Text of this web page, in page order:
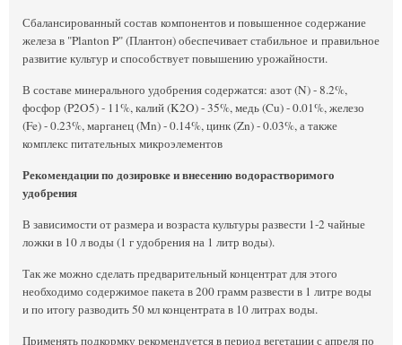
Сбалансированный состав компонентов и повышенное содержание
железа в "Planton P" (Плантон) обеспечивает стабильное и правильное
развитие культур и способствует повышению урожайности.
В составе минерального удобрения содержатся: азот (N) - 8.2%,
фосфор (P2O5) - 11%, калий (K2O) - 35%, медь (Cu) - 0.01%, железо
(Fe) - 0.23%, марганец (Mn) - 0.14%, цинк (Zn) - 0.03%, а также
комплекс питательных микроэлементов
Рекомендации по дозировке и внесению водорастворимого
удобрения
В зависимости от размера и возраста культуры развести 1-2 чайные
ложки в 10 л воды (1 г удобрения на 1 литр воды).
Так же можно сделать предварительный концентрат для этого
необходимо содержимое пакета в 200 грамм развести в 1 литре воды
и по итогу разводить 50 мл концентрата в 10 литрах воды.
Применять подкормку рекомендуется в период вегетации с апреля по